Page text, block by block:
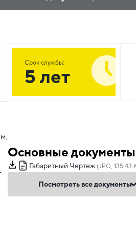
Срок службы:
5 лет
Основные документы
Габаритный Чертеж (JPG, 135.43
Посмотреть все документы